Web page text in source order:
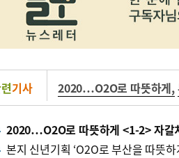
기사 2020…O2O로 따뜻하게,
2020…O2O로 따뜻하게 <1-2> 자갈
본지 신년기획 ‘O2O로 부산을 따뜻